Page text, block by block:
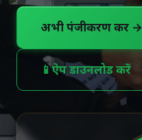
अभी पंजीकरण करें →
📱ऐप डाउनलोड करें